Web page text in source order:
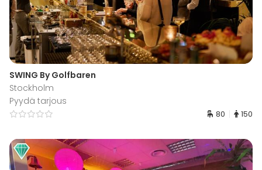
SWING By Golfbaren
Stockholm
Pyydä tarjous
80 150